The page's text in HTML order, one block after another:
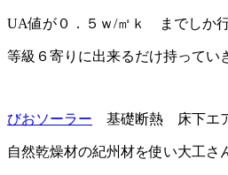
UA値が０．５ｗ/㎡ｋ までしか
等級６寄りに出来るだけ持ってい
びおソーラー 基礎断熱 床下エ
自然乾燥材の紀州材を使い大工さ